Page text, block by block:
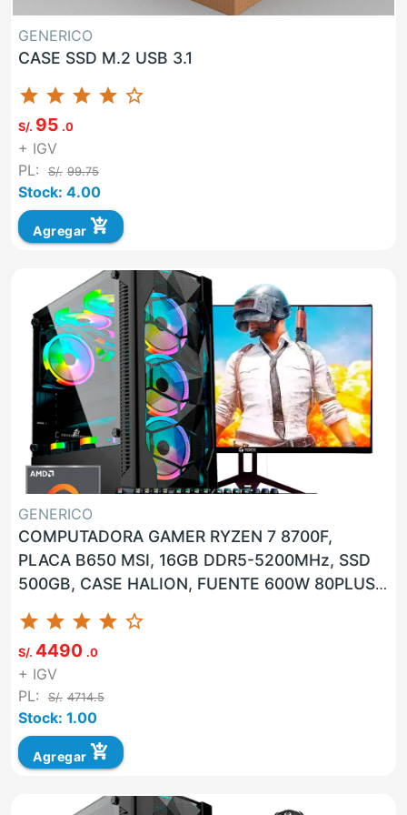
GENERICO
CASE SSD M.2 USB 3.1
star star star star star_border
S/. 95 .0
+ IGV
PL:
S/. 99.75
Stock: 4.00
Agregar add_shopping_cart
GENERICO
COMPUTADORA GAMER RYZEN 7 8700F,
PLACA B650 MSI, 16GB DDR5-5200MHz, SSD
500GB, CASE HALION, FUENTE 600W 80PLUS
BRONCE, GPU NVIDIA GEFORCE RTX 4060
8GB...
star star star star star_border
S/. 4490 .0
+ IGV
PL:
S/. 4714.5
Stock: 1.00
Agregar add_shopping_cart